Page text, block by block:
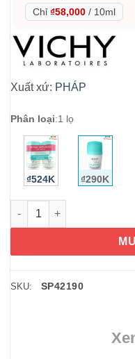
Chỉ ₫58,000 / 10ml
Xuất xứ: PHÁP
Phân loại:1 lọ
₫524K ₫290K
Lăn khử mùi Vichy
SKU: SP42190